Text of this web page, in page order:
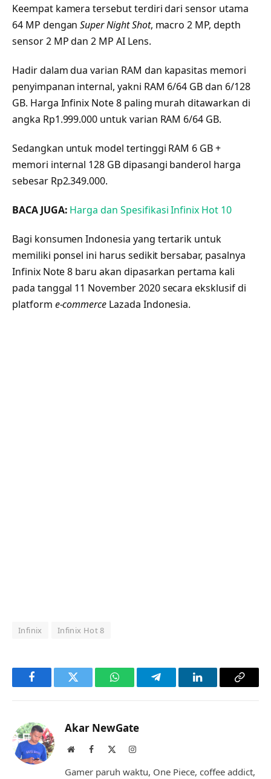
Keempat kamera tersebut terdiri dari sensor utama
64 MP denganSuper Night Shot, macro 2 MP, depth
sensor 2 MP dan 2 MP AI Lens.
Hadir dalam dua varian RAM dan kapasitas memori
penyimpanan internal, yakni RAM 6/64 GB dan 6/128
GB. Harga Infinix Note 8 paling murah ditawarkan di
angka Rp1.999.000 untuk varian RAM 6/64 GB.
Sedangkan untuk model tertinggi RAM 6 GB +
memori internal 128 GB dipasangi banderol harga
sebesar Rp2.349.000.
BACA JUGA: Harga dan Spesifikasi Infinix Hot 10
Bagi konsumen Indonesia yang tertarik untuk
memiliki ponsel ini harus sedikit bersabar, pasalnya
Infinix Note 8 baru akan dipasarkan pertama kali
pada tanggal 11 November 2020 secara eksklusif di
platform e-commerce Lazada Indonesia.
Infinix Infinix Hot 8
FacebookTwitter WhatsAppTelegramLinkedInCopy
Akar NewGate
WebsiteFacebook Instagram
Gamer paruh waktu, One Piece, coffee addict,